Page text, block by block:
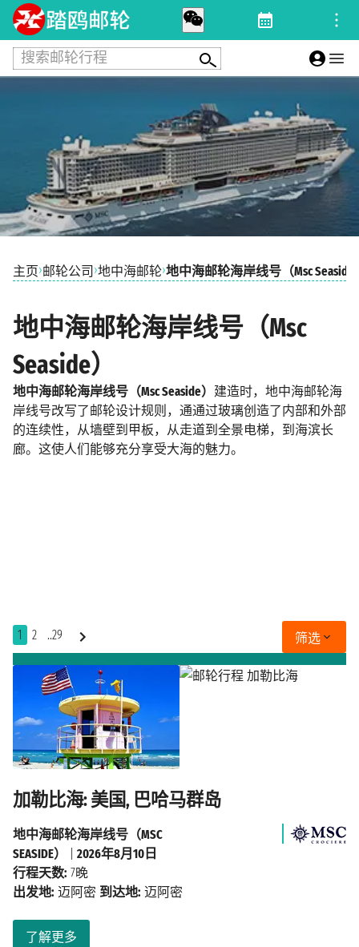
搜索邮轮行程
主页›邮轮公司 ›地中海邮轮›地中海邮轮海岸线号（Msc Seaside
地中海邮轮海岸线号（Msc
Seaside）
地中海邮轮海岸线号（Msc Seaside） 建造时，地中海邮轮海
岸线号改写了邮轮设计规则，通通过玻璃创造了内部和外部
的连续性，从墙壁到甲板，从走道到全景电梯，到海滨长
廊。这使人们能够充分享受大海的魅力。
1 2 ..29 筛选
加勒比海: 美国, 巴哈马群岛
了解更多
地中海邮轮海岸线号（MSC
SEASIDE）
2026年8月10日
行程天数: 7晚
出发地: 迈阿密 到达地: 迈阿密